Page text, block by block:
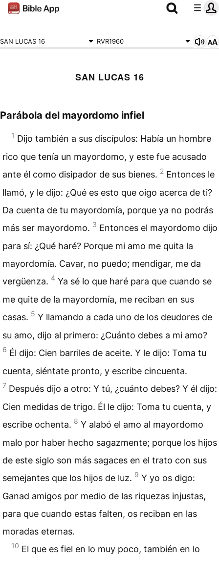
SAN LUCAS 16 RVR1960
SAN LUCAS 16
Parábola del mayordomo infiel
1 Dijo también a sus discípulos: Había un hombre
rico que tenía un mayordomo, y este fue acusado
ante él como disipador de sus bienes. 2 Entonces le
llamó, y le dijo: ¿Qué es esto que oigo acerca de ti?
Da cuenta de tu mayordomía, porque ya no podrás
más ser mayordomo. 3 Entonces el mayordomo dijo
para sí: ¿Qué haré? Porque mi amo me quita la
mayordomía. Cavar, no puedo; mendigar, me da
vergüenza. 4 Ya sé lo que haré para que cuando se
me quite de la mayordomía, me reciban en sus
casas. 5 Y llamando a cada uno de los deudores de
su amo, dijo al primero: ¿Cuánto debes a mi amo?
6 Él dijo: Cien barriles de aceite. Y le dijo: Toma tu
cuenta, siéntate pronto, y escribe cincuenta.
7 Después dijo a otro: Y tú, ¿cuánto debes? Y él dijo:
Cien medidas de trigo. Él le dijo: Toma tu cuenta, y
escribe ochenta. 8 Y alabó el amo al mayordomo
malo por haber hecho sagazmente; porque los hijos
de este siglo son más sagaces en el trato con sus
semejantes que los hijos de luz. 9 Y yo os digo:
Ganad amigos por medio de las riquezas injustas,
para que cuando estas falten, os reciban en las
moradas eternas.
10 El que es fiel en lo muy poco, también en lo